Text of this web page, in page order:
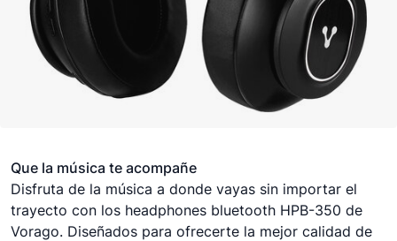
Que la música te acompañe
Disfruta de la música a donde vayas sin importar el
trayecto con los headphones bluetooth HPB-350 de
Vorago. Diseñados para ofrecerte la mejor calidad de